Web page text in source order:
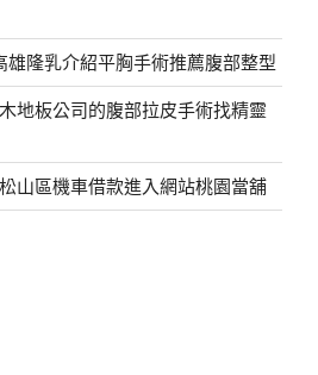
隆乳介紹平胸手術推薦腹部整型
地板公司的腹部拉皮手術找精靈
山區機車借款進入網站桃園當舖